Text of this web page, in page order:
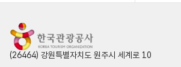
(26464) 강원특별자치도 원주시 세계로 10